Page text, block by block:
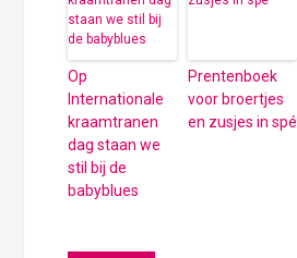
Op
Internationale
kraamtranen
dag staan we
stil bij de
babyblues
Prentenboek
voor broertjes
en zusjes in spé